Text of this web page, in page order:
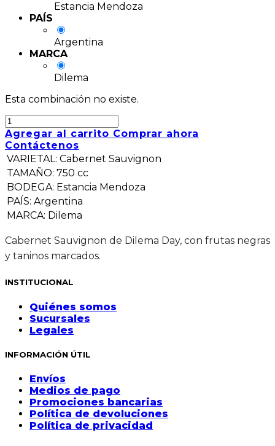
Estancia Mendoza
PAÍS
Argentina
MARCA
Dilema
Esta combinación no existe.
Agregar al carrito Comprar ahora
Contáctenos
VARIETAL: Cabernet Sauvignon
TAMAÑO: 750 cc
BODEGA: Estancia Mendoza
PAÍS: Argentina
MARCA: Dilema
Cabernet Sauvignon de Dilema Day, con frutas negras
y taninos marcados.
INSTITUCIONAL
Quiénes somos
Sucursales
Legales
INFORMACIÓN ÚTIL
Envíos
Medios de pago
Promociones bancarias
Política de devoluciones
Política de privacidad